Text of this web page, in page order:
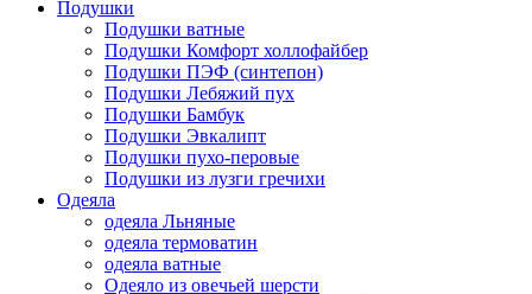
Подушки
Подушки ватные
Подушки Комфорт холлофайбер
Подушки ПЭФ (синтепон)
Подушки Лебяжий пух
Подушки Бамбук
Подушки Эвкалипт
Подушки пухо-перовые
Подушки из лузги гречихи
Одеяла
одеяла Льняные
одеяла термоватин
одеяла ватные
Одеяло из овечьей шерсти